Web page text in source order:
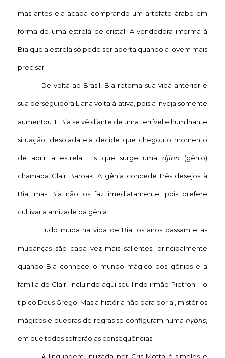
mas antes ela acaba comprando um artefato árabe em
forma de uma estrela de cristal. A vendedora informa à
Bia que a estrela só pode ser aberta quando a jovem mais
precisar.
De volta ao Brasil, Bia retoma sua vida anterior e
sua perseguidora Liana volta à ativa, pois a inveja somente
aumentou. E Bia se vê diante de uma terrível e humilhante
situação, desolada ela decide que chegou o momento
de abrir a estrela. Eis que surge uma djinn (gênio)
chamada Clair Baroak. A gênia concede três desejos à
Bia, mas Bia não os faz imediatamente, pois prefere
cultivar a amizade da gênia.
Tudo muda na vida de Bia, os anos passam e as
mudanças são cada vez mais salientes, principalmente
quando Bia conhece o mundo mágico dos gênios e a
família de Clair, incluindo aqui seu lindo irmão Pietroh – o
típico Deus Grego. Mas a história não para por aí, mistérios
mágicos e quebras de regras se configuram numa hybris,
em que todos sofrerão as consequências.